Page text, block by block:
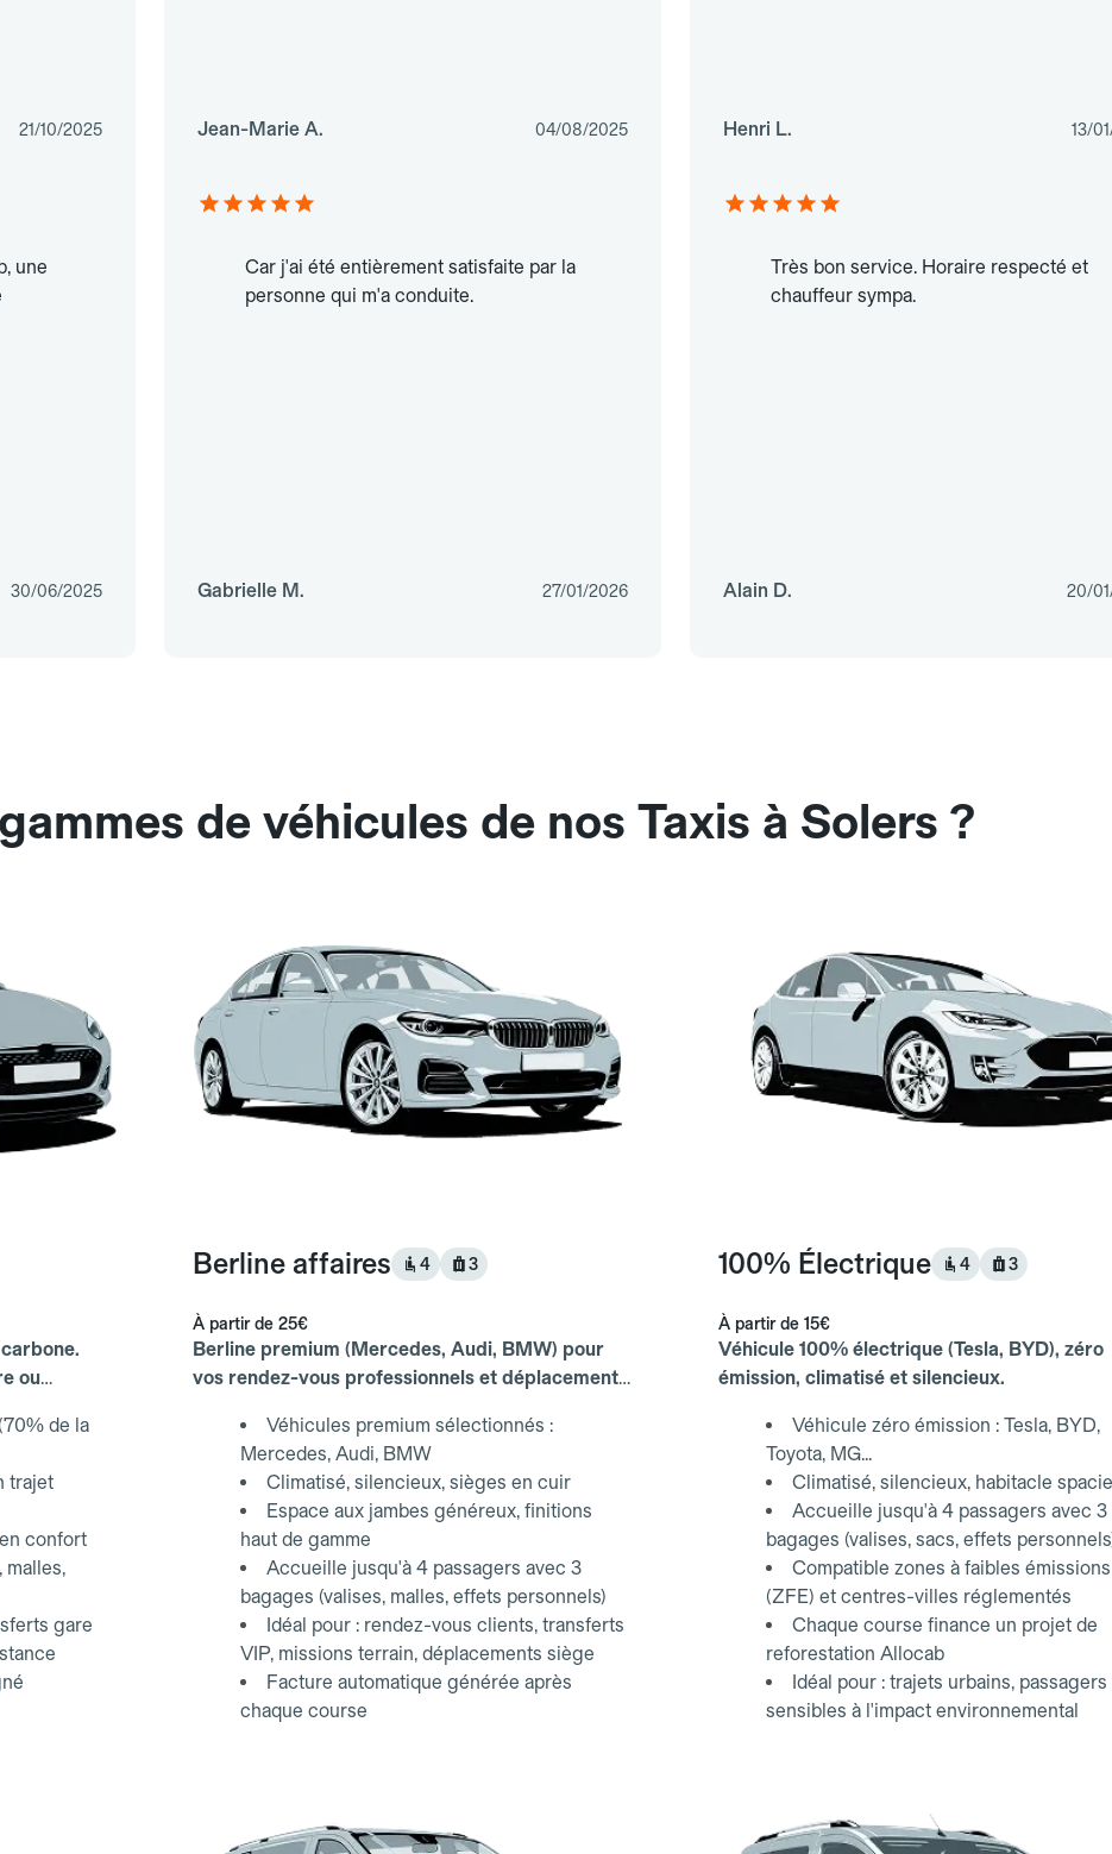
21/10/2025 Jean-Marie A. 04/08/2025 Henri L. 13/
une
30/06/2025
Car j'ai été entièrement satisfaite par la
personne qui m'a conduite.
Gabrielle M. 27/01/2026
Très bon service. Horaire respecté et
chauffeur sympa.
Alain D. 20/
de véhicules de nos Taxis à Solers ?
ou
de la
trajet
confort
malles,
gare
Berline affaires 4 3
À partir de 25€
Berline premium (Mercedes, Audi, BMW) pour
vos rendez-vous professionnels et déplacements
Véhicules premium sélectionnés :
Mercedes, Audi, BMW
Climatisé, silencieux, sièges en cuir
Espace aux jambes généreux, finitions
haut de gamme
Accueille jusqu'à 4 passagers avec 3
bagages (valises, malles, effets personnels)
Idéal pour : rendez-vous clients, transferts
VIP, missions terrain, déplacements siège
Facture automatique générée après
chaque course
100% Électrique 4 3
À partir de 15€
Véhicule 100% électrique (Tesla, BYD), zéro
émission, climatisé et silencieux.
Véhicule zéro émission : Tesla, BYD,
Toyota, MG...
Climatisé, silencieux, habitacle
Accueille jusqu'à 4 passagers avec 3
bagages (valises, sacs, effets
Compatible zones à faibles émissions
(ZFE) et centres-villes réglementés
Chaque course finance un projet de
reforestation Allocab
Idéal pour : trajets urbains, passagers
sensibles à l'impact environnemental